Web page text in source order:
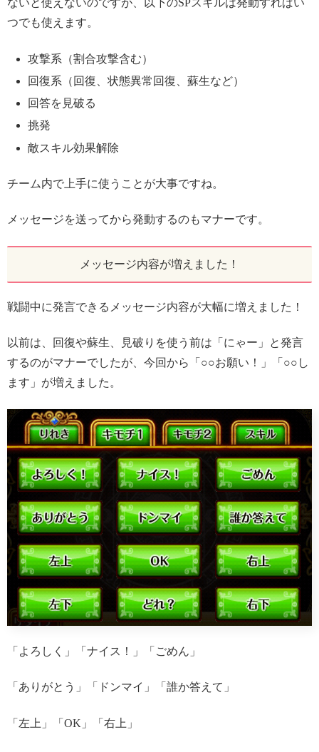
ないと使えないのですが、以下のSPスキルは発動すればい
つでも使えます。
攻撃系（割合攻撃含む）
回復系（回復、状態異常回復、蘇生など）
回答を見破る
挑発
敵スキル効果解除
チーム内で上手に使うことが大事ですね。
メッセージを送ってから発動するのもマナーです。
メッセージ内容が増えました！
戦闘中に発言できるメッセージ内容が大幅に増えました！
以前は、回復や蘇生、見破りを使う前は「にゃー」と発言
するのがマナーでしたが、今回から「○○お願い！」「○○し
ます」が増えました。
「よろしく」「ナイス！」「ごめん」
「ありがとう」「ドンマイ」「誰か答えて」
「左上」「OK」「右上」